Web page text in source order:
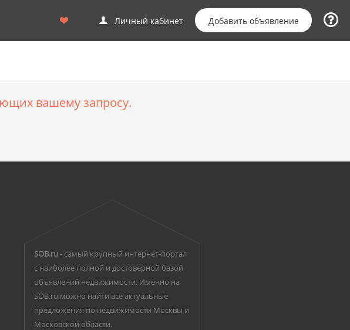
Личный кабинет Добавить объявление
вашему запросу.
SOB.ru- самый крупный интернет-портал
с наиболее полной и достоверной базой
объявлений недвижимости. Именно на
SOB.ru можно найти все актуальные
предложения по недвижимости Москвы и
Московской области.